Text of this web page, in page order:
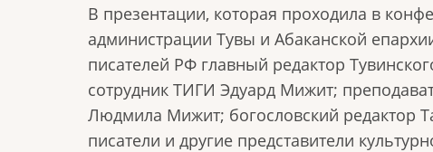
В презентации, которая проходила в
администрации Тувы и Абаканской
писателей РФ главный редактор
сотрудник ТИГИ Эдуард Мижит;
Людмила Мижит; богословский редактор
писатели и другие представители